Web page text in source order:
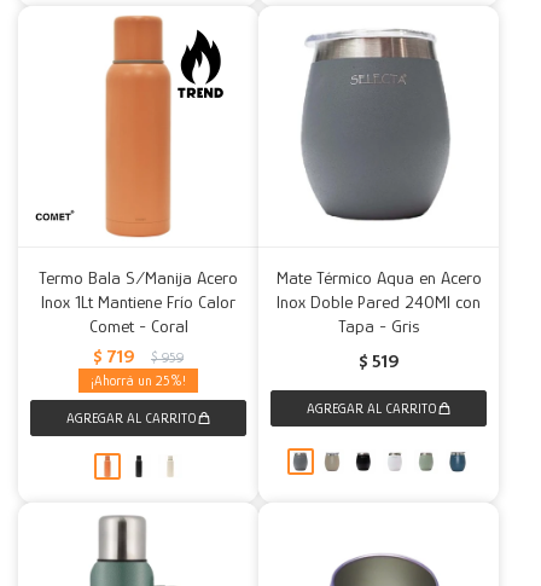
Termo Bala S/Manija Acero
Inox 1Lt Mantiene Frío Calor
Comet - Coral
$ 719 $ 959
25
Mate Térmico Aqua en Acero
Inox Doble Pared 240Ml con
Tapa - Gris
$ 519